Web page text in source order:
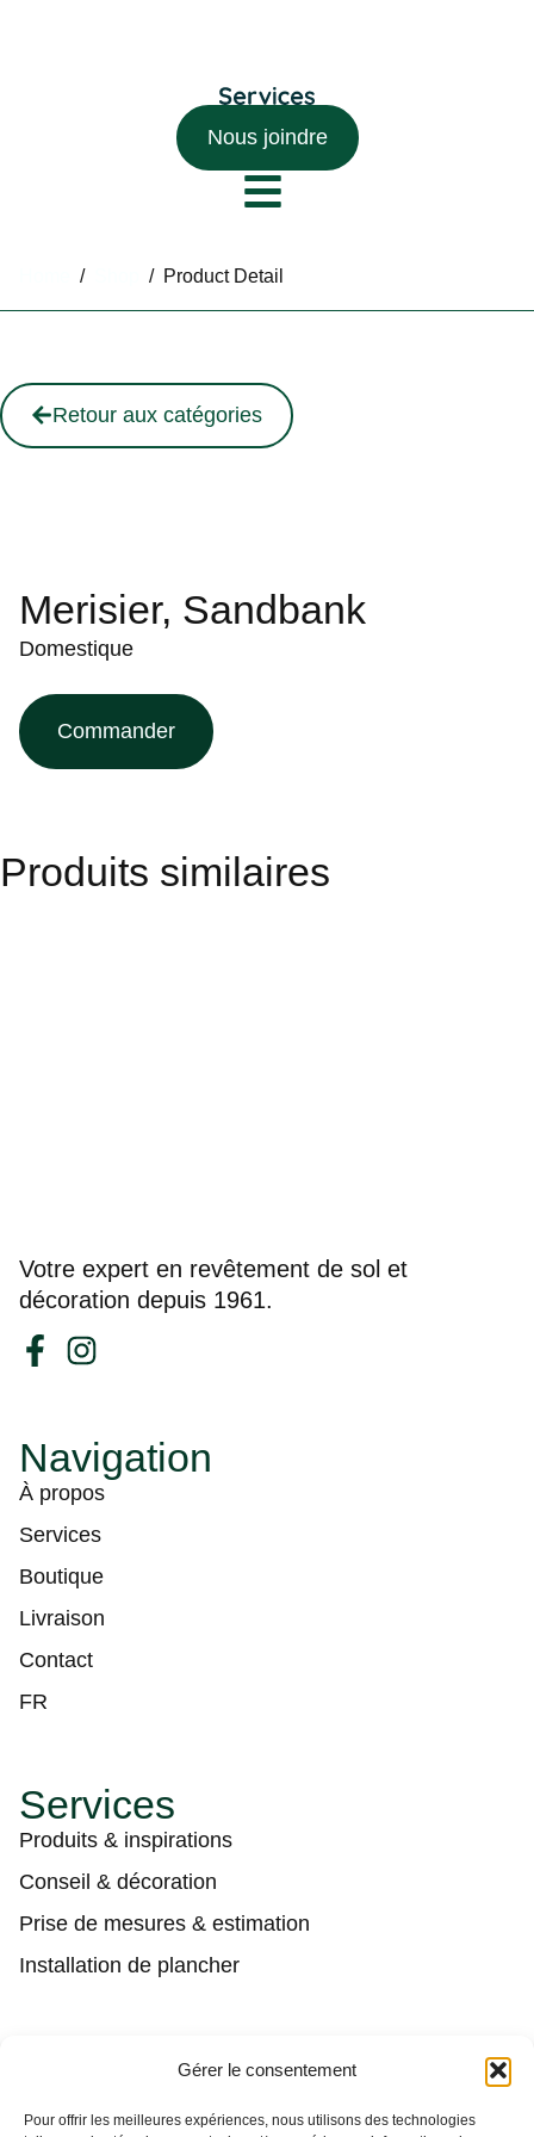
Gérer le consentement
Pour offrir les meilleures expériences, nous utilisons des technologies
Nous joindre
/ / Product Detail
Retour aux catégories
Merisier, Sandbank
Domestique
Commander
Produits similaires
Votre expert en revêtement de sol et
décoration depuis 1961.
Navigation
À propos
Services
Boutique
Livraison
Contact
FR
Services
Produits & inspirations
Conseil & décoration
Prise de mesures & estimation
Installation de plancher